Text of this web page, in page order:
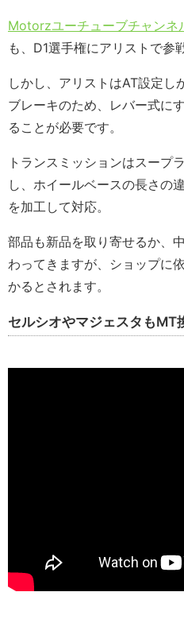
Motorzユーチューブチャンネ
も、D1選手権にアリストで参
しかし、アリストはAT設定し
ブレーキのため、レバー式に
ることが必要です。
トランスミッションはスープ
し、ホイールベースの長さの
を加工して対応。
部品も新品を取り寄せるか、
わってきますが、ショップに
かるとされます。
セルシオやマジェスタもMT